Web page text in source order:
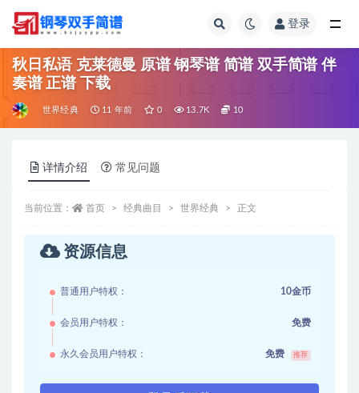
登录
秋日私语 克莱德曼 原谱 钢琴谱 简谱 双手简谱 伴
奏谱 正谱 下载
世界经典 11 年前 0 13.7K 10
详情介绍 常见问题
当前位置： 首页 经典曲目 世界经典 正文
资源信息
普通用户特权： 10金币
会员用户特权： 免费
永久会员用户特权： 免费 推荐